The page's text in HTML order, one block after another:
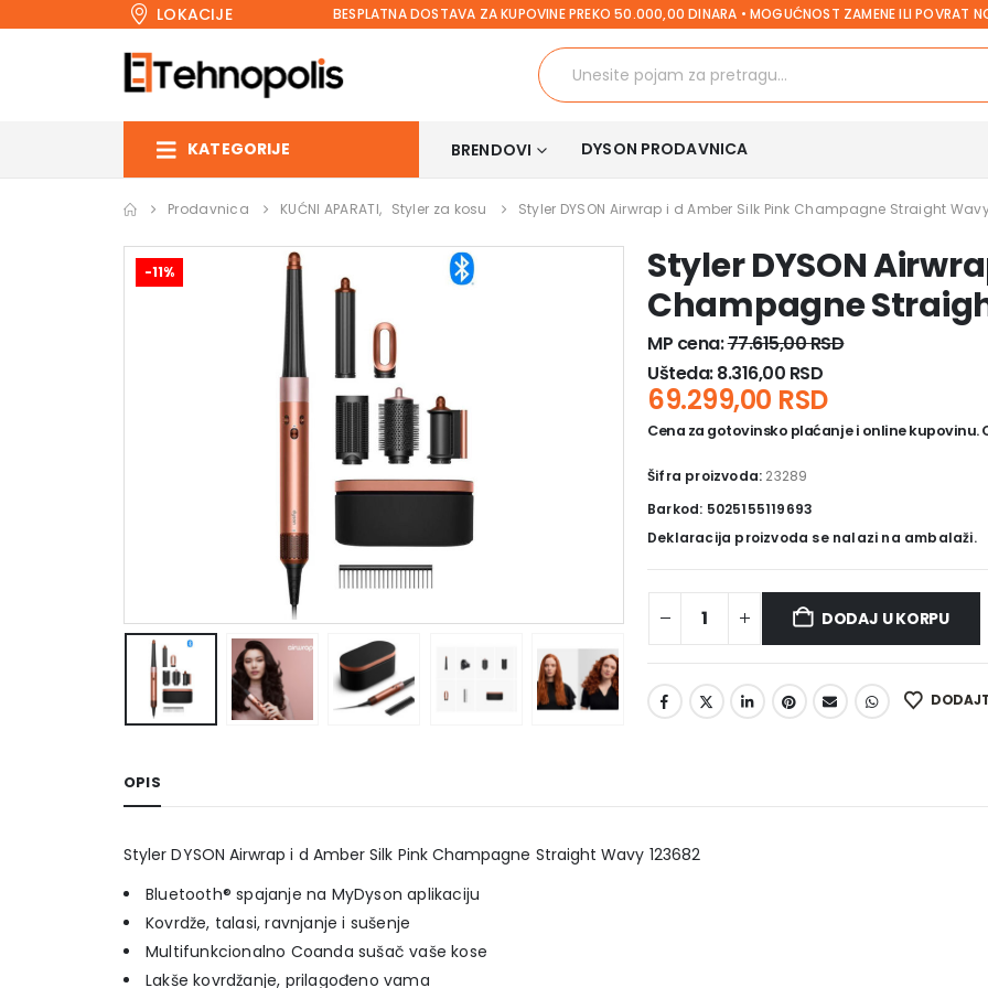
LOKACIJE BESPLATNA DOSTAVA ZA KUPOVINE PREKO 50.000,00 DINARA • MOGUĆNOST ZAMENE ILI POVRAT
KATEGORIJE BRENDOVI DYSON PRODAVNICA
Prodavnica KUĆNI APARATI, Styler za kosu Styler DYSON Airwrap i d Amber Silk Pink Champagne Straight
-11%
Styler DYSON
Champagne
MP cena:77.615,00RSD
Ušteda:8.316,00 RSD
69.299,00 RSD
Cena za gotovinsko plaćanje i online kupovinu.
Šifra proizvoda: 23289
Barkod: 5025155119693
Deklaracija proizvoda se nalazi na ambalaži.
DODAJ U KORPU
OPIS
Styler DYSON Airwrap i d Amber Silk Pink Champagne Straight Wavy 123682
Bluetooth® spajanje na MyDyson aplikaciju
Kovrdže, talasi, ravnjanje i sušenje
Multifunkcionalno Coanda sušač vaše kose
Lakše kovrdžanje, prilagođeno vama